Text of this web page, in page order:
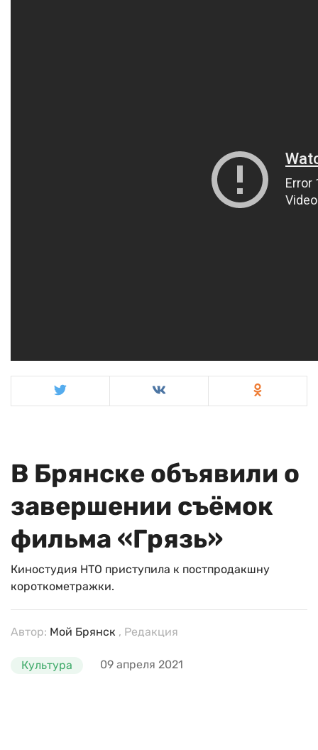
В Брянске объявили о
завершении съёмок
фильма «Грязь»
Киностудия НТО приступила к постпродакшну
короткометражки.
Автор: Мой Брянск , Редакция
Культура 09 апреля 2021